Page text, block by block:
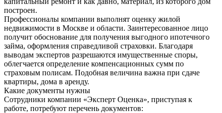
построен.
Профессионалы компании выполнят оценку жилой
недвижимости в Москве и области. Заинтересованное лицо
получит обоснование для получения выгодного ипотечного
займа, оформления справедливой страховки. Благодаря
выводам экспертов разрешаются имущественные споры,
облегчается определение компенсационных сумм по
страховым полисам. Подобная величина важна при сдаче
квартиры, дома в аренду.
Какие документы нужны
Сотрудники компании «Эксперт Оценка», приступая к
работе, потребуют перечень документов: